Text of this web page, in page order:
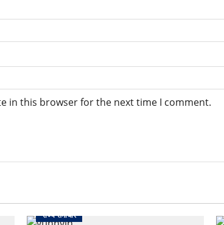
in this browser for the next time I comment.
राज्य समाचार